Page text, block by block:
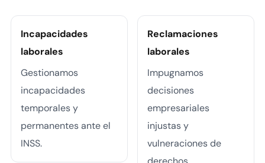
Incapacidades
laborales
Gestionamos
incapacidades
temporales y
permanentes ante el
INSS.
Reclamaciones
laborales
Impugnamos
decisiones
empresariales
injustas y
vulneraciones de